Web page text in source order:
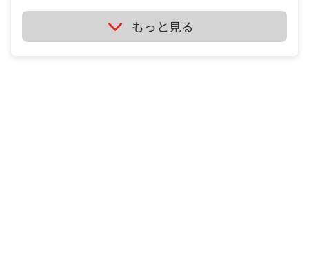
ミズノ ブースターsa vs ミズノ ブースターhp i'm
backhand player. i'm wheelchair table tennis
player . tt1 ミズノ ブースターsa vs ミズノ ブースタ
もっと見る